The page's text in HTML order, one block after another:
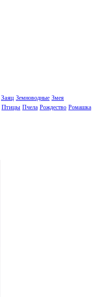
Заяц Земноводные Змея
Птицы Пчела Рождество Ромашка